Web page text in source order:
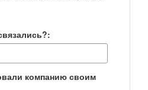
компанию своим